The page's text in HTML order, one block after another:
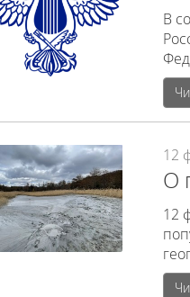
В
12
О
12